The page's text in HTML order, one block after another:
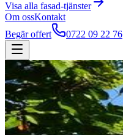
Visa alla fasad-tjänster
Om ossKontakt
Begär offert
0722 09 22 76